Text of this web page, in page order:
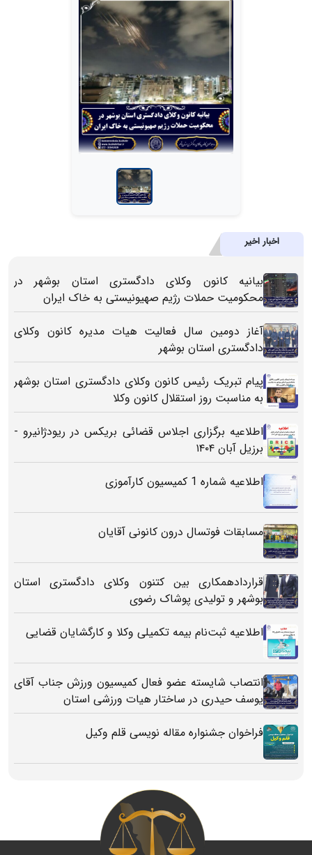
اخبار اخیر
بیانیه کانون وکلای دادگستری استان بوشهر در
محکومیت حملات رژیم صهیونیستی به خاک ایران
آغاز دومین سال فعالیت هیات مدیره کانون وکلای
دادگستری استان بوشهر
پیام تبریک رئیس کانون وکلای دادگستری استان بوشهر
به مناسبت روز استقلال کانون وکلا
اطلاعیه برگزاری اجلاس قضائی بریکس در ریودژانیرو -
برزیل آبان ۱۴۰۴
اطلاعیه شماره 1 کمیسیون کارآموزی
مسابقات فوتسال درون کانونی آقایان
قراردادهمکاری بین کتنون وکلای دادگستری استان
بوشهر و تولیدی پوشاک رضوی
اطلاعیه ثبت‌نام بیمه تکمیلی وکلا و کارگشایان قضایی
انتصاب شایسته عضو فعال کمیسیون ورزش جناب آقای
یوسف حیدری در ساختار هیات ورزشی استان
فراخوان جشنواره مقاله نویسی قلم وکیل